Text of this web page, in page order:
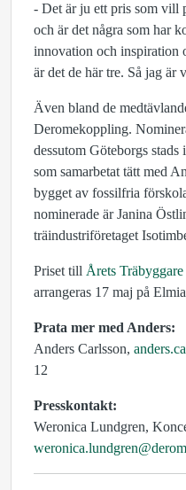
- Det är ju ett pris som vill
och är det några som har
innovation och inspiration
är det de här tre. Så jag är
Även bland de
Deromekoppling.
dessutom Göteborgs
som samarbetat tätt med
bygget av fossilfria
nominerade är Janina
träindustriföretaget
Priset till Årets Träbyggare
arrangeras 17 maj på
Prata mer med Anders:
Anders Carlsson,
12
Presskontakt:
Weronica Lundgren,